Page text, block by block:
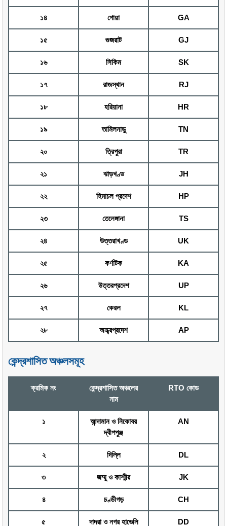
১৪ গোয়া GA
১৫ গুজরাট GJ
১৬ সিকিম SK
১৭ রাজস্থান RJ
১৮ হরিয়ানা HR
১৯ তামিলনাড়ু TN
২০ ত্রিপুরা TR
২১ ঝাড়খণ্ড JH
২২ হিমাচল প্রদেশ HP
২৩ তেলেঙ্গানা TS
২৪ উত্তরাখণ্ড UK
২৫ কর্ণাটক KA
২৬ উত্তরপ্রদেশ UP
২৭ কেরল KL
২৮ অন্ধ্রপ্রদেশ AP
কেন্দ্রশাসিত অঞ্চলসমূহ
ক্রমিক নং
কেন্দ্রশাসিত অঞ্চলের
নাম
RTO কোড
১
আন্দামান ও নিকোবর
দ্বীপপুঞ্জ
AN
২ দিল্লি DL
৩ জম্মু ও কাশ্মীর JK
৪ চণ্ডীগড় CH
৫ দাদরা ও নগর হাভেলি DD